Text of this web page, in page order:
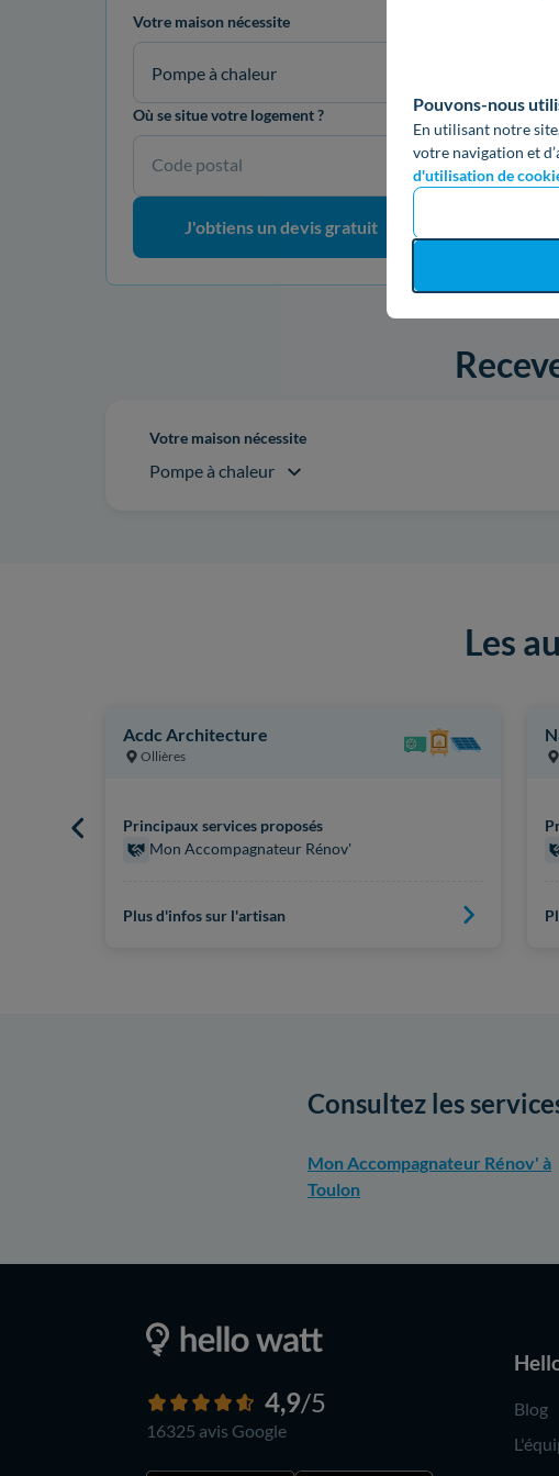
Pouvons-nous
En utilisant notre
votre navigation et
d'utilisation de
Votre maison nécessite
Pompe à chaleur
Où se situe votre logement ?
Code postal
J'obtiens un devis gratuit
Votre maison nécessite
Pompe à chaleur
Les
Acdc Architecture
Ollières
Principaux services proposés
Mon Accompagnateur Rénov'
Plus d'infos sur l'artisan
Consultez les
Mon Accompagnateur Rénov' à
Toulon
4,9/5
16325 avis Google
Blog